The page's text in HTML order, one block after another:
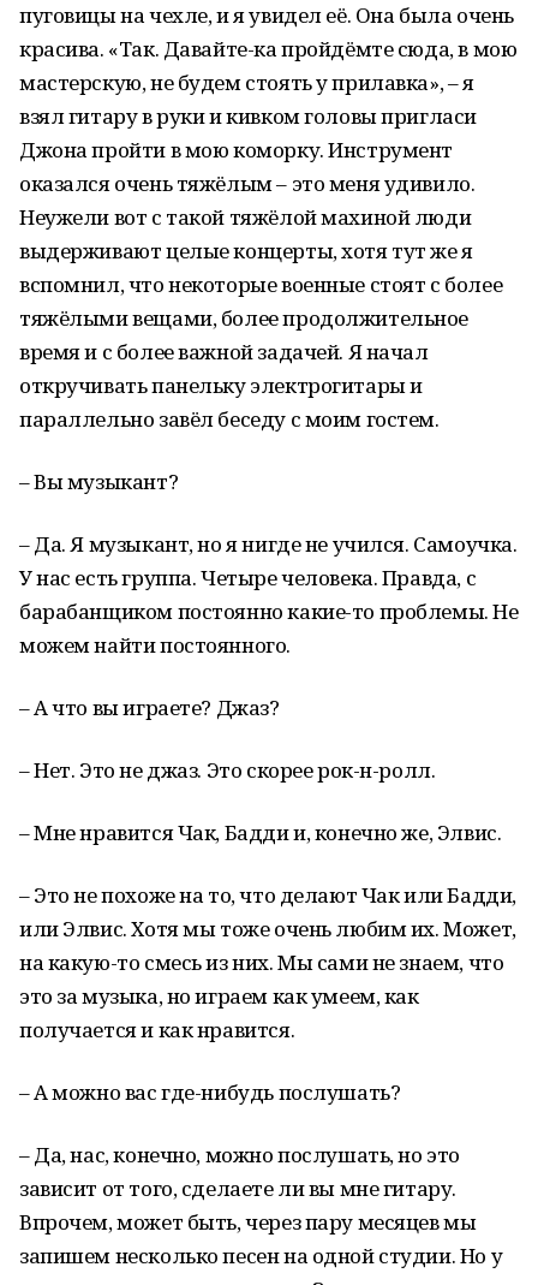
пуговицы на чехле, и я увидел её. Она была очень
красива. «Так. Давайте-ка пройдёмте сюда, в мою
мастерскую, не будем стоять у прилавка», – я
взял гитару в руки и кивком головы пригласи
Джона пройти в мою коморку. Инструмент
оказался очень тяжёлым – это меня удивило.
Неужели вот с такой тяжёлой махиной люди
выдерживают целые концерты, хотя тут же я
вспомнил, что некоторые военные стоят с более
тяжёлыми вещами, более продолжительное
время и с более важной задачей. Я начал
откручивать панельку электрогитары и
параллельно завёл беседу с моим гостем.
– Вы музыкант?
– Да. Я музыкант, но я нигде не учился. Самоучка.
У нас есть группа. Четыре человека. Правда, с
барабанщиком постоянно какие-то проблемы. Не
можем найти постоянного.
– А что вы играете? Джаз?
– Нет. Это не джаз. Это скорее рок-н-ролл.
– Мне нравится Чак, Бадди и, конечно же, Элвис.
– Это не похоже на то, что делают Чак или Бадди,
или Элвис. Хотя мы тоже очень любим их. Может,
на какую-то смесь из них. Мы сами не знаем, что
это за музыка, но играем как умеем, как
получается и как нравится.
– А можно вас где-нибудь послушать?
– Да, нас, конечно, можно послушать, но это
зависит от того, сделаете ли вы мне гитару.
Впрочем, может быть, через пару месяцев мы
запишем несколько песен на одной студии. Но у